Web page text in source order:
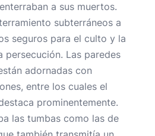
a sus muertos.
subterráneos a
seguros para el culto y la
persecución. Las paredes
adornadas con
entre los cuales el
prominentemente.
las tumbas como las de